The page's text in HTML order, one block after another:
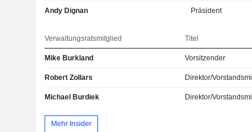
Andy Dignan Präsident
Verwaltungsratsmitglied Titel
Mike Burkland Vorsitzender
Robert Zollars Direktor/
Michael Burdiek Direktor/
Mehr Insider